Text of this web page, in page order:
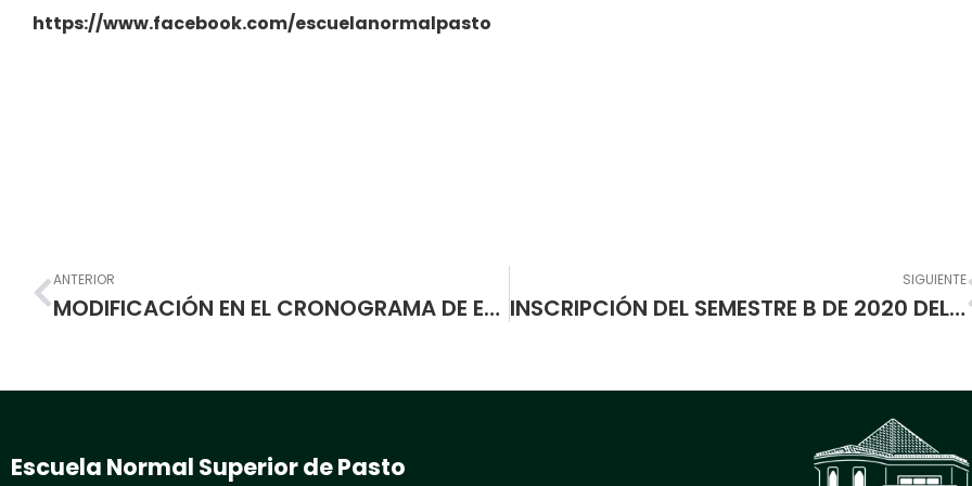
https://www.facebook.com/escuelanormalpasto
Prev
ANTERIOR
MODIFICACIÓN EN EL CRONOGRAMA DE ENTREGA DE LOS PAQUETES ALIMENTARIOS EN LA ESCUELA NORMAL SUPERIOR DE PASTO
SIGUIENTE
INSCRIPCIÓN DEL SEMESTRE B DE 2020 DEL PROGRAMA DE FORMACIÓN COMPLEMENTARIA
Escuela Normal Superior de Pasto